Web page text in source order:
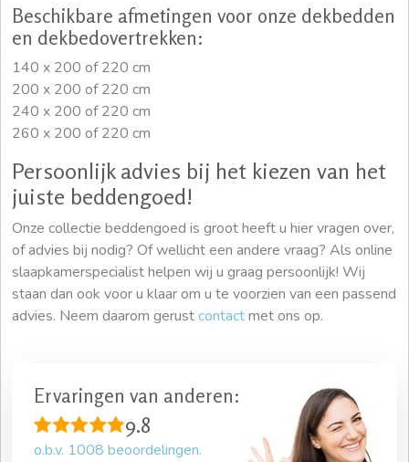
Beschikbare afmetingen voor onze dekbedden
en dekbedovertrekken:
140 x 200 of 220 cm
200 x 200 of 220 cm
240 x 200 of 220 cm
260 x 200 of 220 cm
Persoonlijk advies bij het kiezen van het
juiste beddengoed!
Onze collectie beddengoed is groot heeft u hier vragen over,
of advies bij nodig? Of wellicht een andere vraag? Als online
slaapkamerspecialist helpen wij u graag persoonlijk! Wij
staan dan ook voor u klaar om u te voorzien van een passend
advies. Neem daarom gerustcontactmet ons op.
Ervaringen van anderen:
9.8
o.b.v. 1008 beoordelingen.